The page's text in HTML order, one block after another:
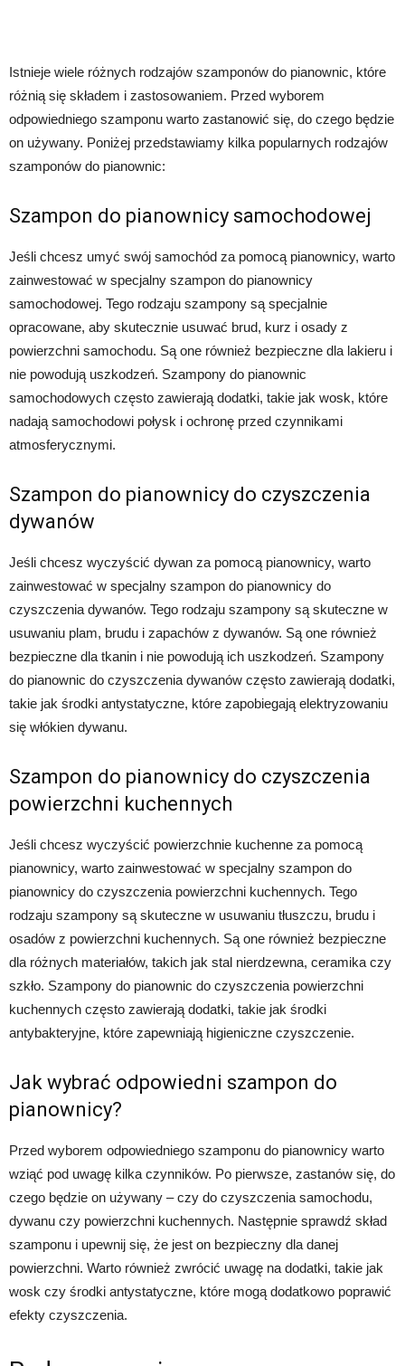
Istnieje wiele różnych rodzajów szamponów do pianownic, które
różnią się składem i zastosowaniem. Przed wyborem
odpowiedniego szamponu warto zastanowić się, do czego będzie
on używany. Poniżej przedstawiamy kilka popularnych rodzajów
szamponów do pianownic:
Szampon do pianownicy samochodowej
Jeśli chcesz umyć swój samochód za pomocą pianownicy, warto
zainwestować w specjalny szampon do pianownicy
samochodowej. Tego rodzaju szampony są specjalnie
opracowane, aby skutecznie usuwać brud, kurz i osady z
powierzchni samochodu. Są one również bezpieczne dla lakieru i
nie powodują uszkodzeń. Szampony do pianownic
samochodowych często zawierają dodatki, takie jak wosk, które
nadają samochodowi połysk i ochronę przed czynnikami
atmosferycznymi.
Szampon do pianownicy do czyszczenia
dywanów
Jeśli chcesz wyczyścić dywan za pomocą pianownicy, warto
zainwestować w specjalny szampon do pianownicy do
czyszczenia dywanów. Tego rodzaju szampony są skuteczne w
usuwaniu plam, brudu i zapachów z dywanów. Są one również
bezpieczne dla tkanin i nie powodują ich uszkodzeń. Szampony
do pianownic do czyszczenia dywanów często zawierają dodatki,
takie jak środki antystatyczne, które zapobiegają elektryzowaniu
się włókien dywanu.
Szampon do pianownicy do czyszczenia
powierzchni kuchennych
Jeśli chcesz wyczyścić powierzchnie kuchenne za pomocą
pianownicy, warto zainwestować w specjalny szampon do
pianownicy do czyszczenia powierzchni kuchennych. Tego
rodzaju szampony są skuteczne w usuwaniu tłuszczu, brudu i
osadów z powierzchni kuchennych. Są one również bezpieczne
dla różnych materiałów, takich jak stal nierdzewna, ceramika czy
szkło. Szampony do pianownic do czyszczenia powierzchni
kuchennych często zawierają dodatki, takie jak środki
antybakteryjne, które zapewniają higieniczne czyszczenie.
Jak wybrać odpowiedni szampon do
pianownicy?
Przed wyborem odpowiedniego szamponu do pianownicy warto
wziąć pod uwagę kilka czynników. Po pierwsze, zastanów się, do
czego będzie on używany – czy do czyszczenia samochodu,
dywanu czy powierzchni kuchennych. Następnie sprawdź skład
szamponu i upewnij się, że jest on bezpieczny dla danej
powierzchni. Warto również zwrócić uwagę na dodatki, takie jak
wosk czy środki antystatyczne, które mogą dodatkowo poprawić
efekty czyszczenia.